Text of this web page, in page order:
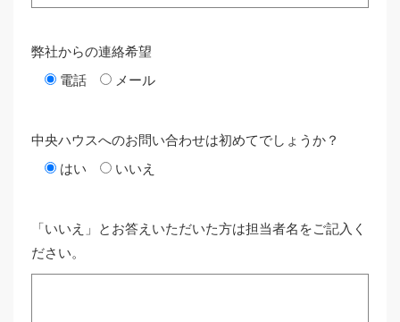
弊社からの連絡希望
電話
メール
中央ハウスへのお問い合わせは初めてでしょうか？
はい
いいえ
「いいえ」とお答えいただいた方は担当者名をご記入く
ださい。